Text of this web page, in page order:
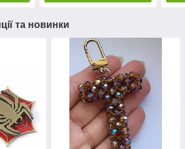
та новинки